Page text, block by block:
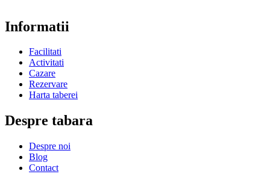
Informatii
Facilitati
Activitati
Cazare
Rezervare
Harta taberei
Despre tabara
Despre noi
Blog
Contact